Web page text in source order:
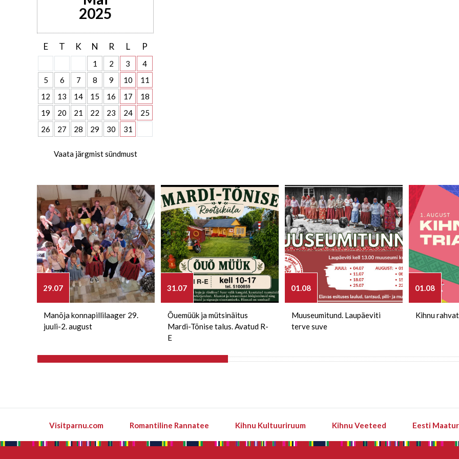
2025
E T K N R L P
1 2 3
4
5
6 7 8 9 10
11
12
13 14 15 16 17
18
19
20 21 22 23 24
25
26
27 28 29 30 31
Vaata järgmist sündmust
29.07
Manõja konnapillilaager 29.
juuli-2. august
31.07
Õuemüük ja mütsinäitus
Mardi-Tõnise talus. Avatud R-
E
01.08
Muuseumitund. Laupäeviti
terve suve
01.08
Kihnu
Visitparnu.com Romantiline Rannatee Kihnu Kultuuriruum Kihnu Veeteed Eesti